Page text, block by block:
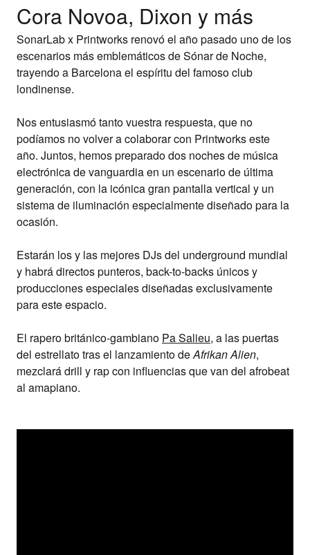
Cora Novoa, Dixon y más
SonarLab x Printworks renovó el año pasado uno de los
escenarios más emblemáticos deSónar de Noche,
trayendo a Barcelona el espíritu del famoso club
londinense.
Nos entusiasmó tanto vuestra respuesta, que no
podíamos no volver a colaborar con Printworkseste
año. Juntos, hemos preparado dos noches de música
electrónica de vanguardia en un escenario de última
generación, con la icónica gran pantalla vertical y un
sistema de iluminación especialmente diseñado para la
ocasión.
Estarán los y las mejores DJs del underground mundial
y habrá directos punteros, back-to-backs únicos y
producciones especiales diseñadas exclusivamente
para este espacio.
El rapero británico-gambiano Pa Salieu, a las puertas
del estrellato tras el lanzamiento deAfrikan Alien,
mezclará drill y rap con influencias que van del afrobeat
al amapiano.